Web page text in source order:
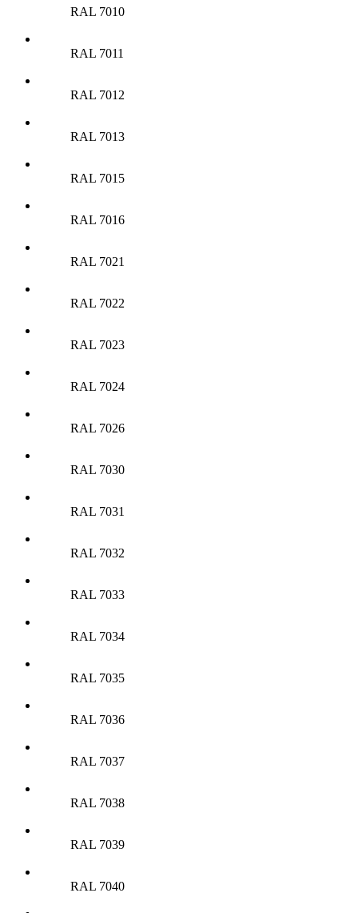
RAL 7010
RAL 7011
RAL 7012
RAL 7013
RAL 7015
RAL 7016
RAL 7021
RAL 7022
RAL 7023
RAL 7024
RAL 7026
RAL 7030
RAL 7031
RAL 7032
RAL 7033
RAL 7034
RAL 7035
RAL 7036
RAL 7037
RAL 7038
RAL 7039
RAL 7040